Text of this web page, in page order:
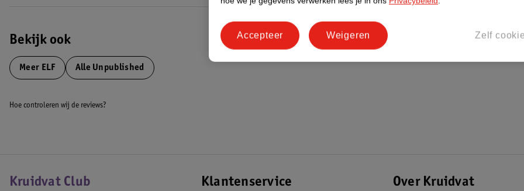
Bekijk ook
Meer ELF Alle Unpublished
Hoe controleren wij de reviews?
Kruidvat Club Klantenservice Over Kruidvat
Zelf
Weigeren
Accepteer